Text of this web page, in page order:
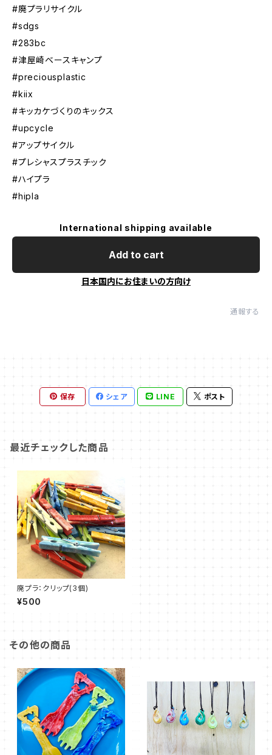
#廃プラリサイクル
#sdgs
#283bc
#津屋崎ベースキャンプ
#preciousplastic
#kiix
#キッカケづくりのキックス
#upcycle
#アップサイクル
#プレシャスプラスチック
#ハイプラ
#hipla
International shipping available
Add to cart
日本国内にお住まいの方向け
通報する
保存 シェア LINE ポスト
最近チェックした商品
廃プラ：クリップ(3個)
¥500
その他の商品